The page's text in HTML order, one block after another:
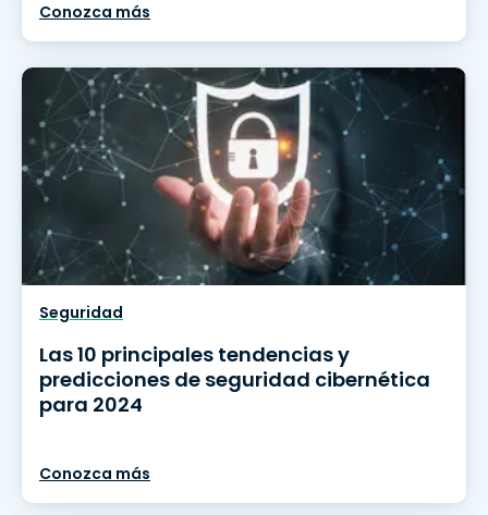
Conozca más
Seguridad
Las 10 principales tendencias y
predicciones de seguridad cibernética
para 2024
Conozca más